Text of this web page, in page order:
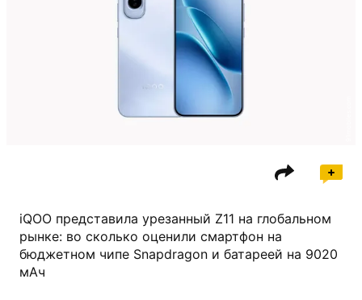
iQOO представила урезанный Z11 на глобальном
рынке: во сколько оценили смартфон на
бюджетном чипе Snapdragon и батареей на 9020
мАч